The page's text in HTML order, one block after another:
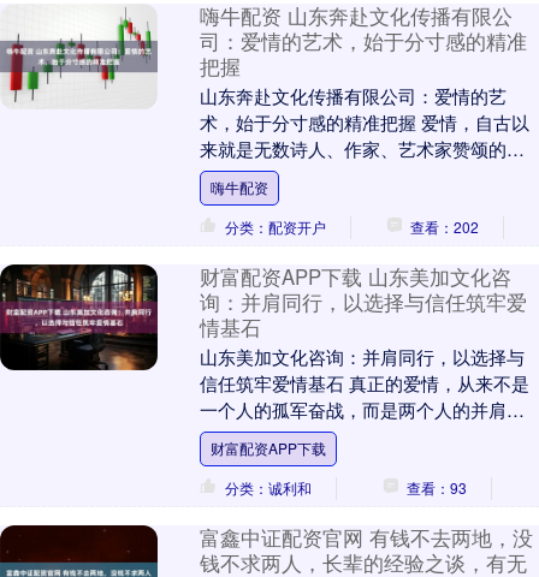
嗨牛配资 山东奔赴文化传播有限公
司：爱情的艺术，始于分寸感的精准
把握
山东奔赴文化传播有限公司：爱情的艺
术，始于分寸感的精准把握 爱情，自古以
来就是无数诗人、作家、艺术家赞颂的永
恒主题。它不只是一场简单的情感体验，
更是一门需要用心....
嗨牛配资
分类：配资开户
查看：202
财富配资APP下载 山东美加文化咨
询：并肩同行，以选择与信任筑牢爱
情基石
山东美加文化咨询：并肩同行，以选择与
信任筑牢爱情基石 真正的爱情，从来不是
一个人的孤军奋战，而是两个人的并肩同
行；一段稳固的关系，也从来不是凭空产
生，而是以选择....
财富配资APP下载
分类：诚利和
查看：93
富鑫中证配资官网 有钱不去两地，没
钱不求两人，长辈的经验之谈，有无